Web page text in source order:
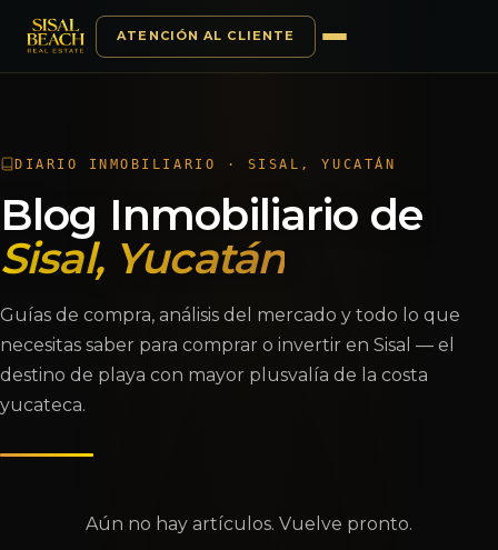
ATENCIÓN AL CLIENTE
DIARIO INMOBILIARIO · SISAL, YUCATÁN
Blog Inmobiliario de
Sisal, Yucatán
Guías de compra, análisis del mercado y todo lo que
necesitas saber para comprar o invertir en Sisal — el
destino de playa con mayor plusvalía de la costa
yucateca.
Aún no hay artículos. Vuelve pronto.